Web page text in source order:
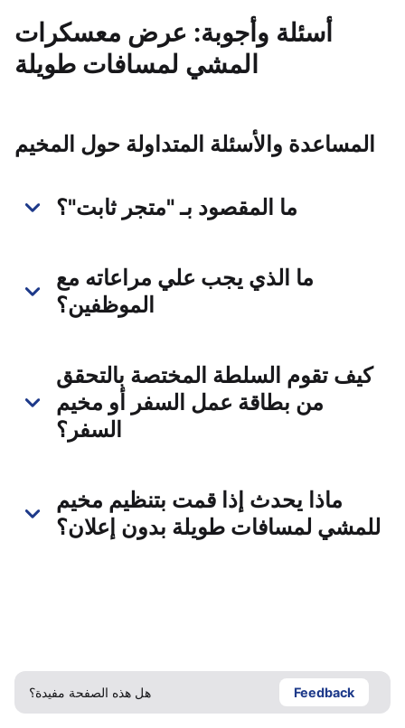
أسئلة وأجوبة: عرض معسكرات
المشي لمسافات طويلة
المساعدة والأسئلة المتداولة حول المخيم
ما المقصود بـ "متجر ثابت"؟
ما الذي يجب علي مراعاته مع
الموظفين؟
كيف تقوم السلطة المختصة بالتحقق
من بطاقة عمل السفر أو مخيم
السفر؟
ماذا يحدث إذا قمت بتنظيم مخيم
للمشي لمسافات طويلة بدون إعلان؟
هل هذه الصفحة مفيدة؟ Feedback